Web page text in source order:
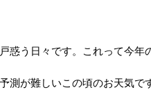
惑う日々です。これって今年
測が難しいこの頃のお天気で